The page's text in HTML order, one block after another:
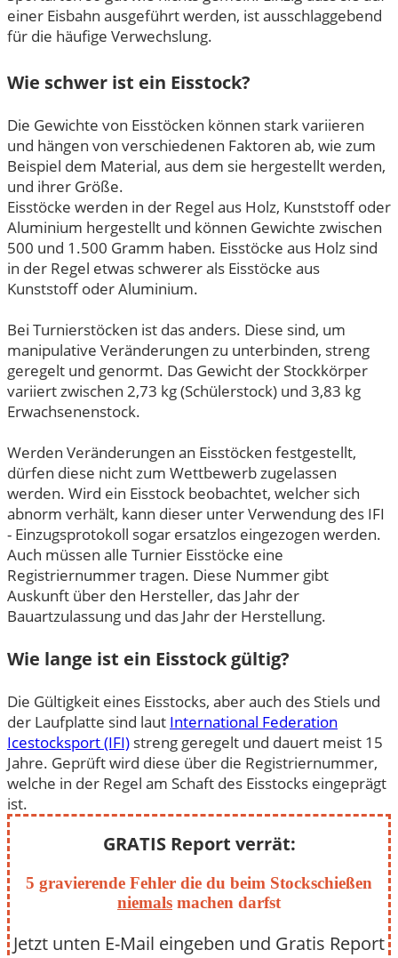
einer Eisbahn ausgeführt werden, ist ausschlaggebend
für die häufige Verwechslung.
Wie schwer ist ein Eisstock?
Die Gewichte von Eisstöcken können stark variieren
und hängen von verschiedenen Faktoren ab, wie zum
Beispiel dem Material, aus dem sie hergestellt werden,
und ihrer Größe.
Eisstöcke werden in der Regel aus Holz, Kunststoff oder
Aluminium hergestellt und können Gewichte zwischen
500 und 1.500 Gramm haben. Eisstöcke aus Holz sind
in der Regel etwas schwerer als Eisstöcke aus
Kunststoff oder Aluminium.
Bei Turnierstöcken ist das anders. Diese sind, um
manipulative Veränderungen zu unterbinden, streng
geregelt und genormt. Das Gewicht der Stockkörper
variiert zwischen 2,73 kg (Schülerstock) und 3,83 kg
Erwachsenenstock.
Werden Veränderungen an Eisstöcken festgestellt,
dürfen diese nicht zum Wettbewerb zugelassen
werden. Wird ein Eisstock beobachtet, welcher sich
abnorm verhält, kann dieser unter Verwendung des IFI
- Einzugsprotokoll sogar ersatzlos eingezogen werden.
Auch müssen alle Turnier Eisstöcke eine
Registriernummer tragen. Diese Nummer gibt
Auskunft über den Hersteller, das Jahr der
Bauartzulassung und das Jahr der Herstellung.
Wie lange ist ein Eisstock gültig?
Die Gültigkeit eines Eisstocks, aber auch des Stiels und
der Laufplatte sind laut International Federation
Icestocksport (IFI) streng geregelt und dauert meist 15
Jahre. Geprüft wird diese über die Registriernummer,
welche in der Regel am Schaft des Eisstocks eingeprägt
ist.
GRATIS Report verrät:
5 gravierende Fehler die du beim Stockschießen
niemals machen darfst
Jetzt unten E-Mail eingeben und Gratis Report